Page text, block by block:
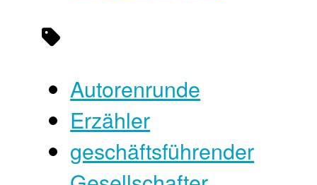
Autorenrunde
Erzähler
geschäftsführender